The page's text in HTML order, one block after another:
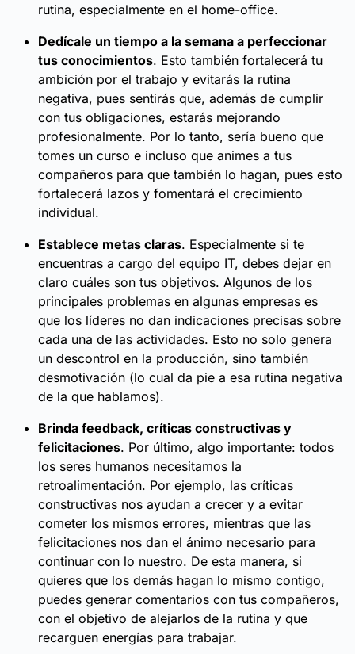
rutina, especialmente en el home-office.
Dedícale un tiempo a la semana a perfeccionar
tus conocimientos. Esto también fortalecerá tu
ambición por el trabajo y evitarás la rutina
negativa, pues sentirás que, además de cumplir
con tus obligaciones, estarás mejorando
profesionalmente. Por lo tanto, sería bueno que
tomes un curso e incluso que animes a tus
compañeros para que también lo hagan, pues esto
fortalecerá lazos y fomentará el crecimiento
individual.
Establece metas claras. Especialmente si te
encuentras a cargo del equipo IT, debes dejar en
claro cuáles son tus objetivos. Algunos de los
principales problemas en algunas empresas es
que los líderes no dan indicaciones precisas sobre
cada una de las actividades. Esto no solo genera
un descontrol en la producción, sino también
desmotivación (lo cual da pie a esa rutina negativa
de la que hablamos).
Brinda feedback, críticas constructivas y
felicitaciones. Por último, algo importante: todos
los seres humanos necesitamos la
retroalimentación. Por ejemplo, las críticas
constructivas nos ayudan a crecer y a evitar
cometer los mismos errores, mientras que las
felicitaciones nos dan el ánimo necesario para
continuar con lo nuestro. De esta manera, si
quieres que los demás hagan lo mismo contigo,
puedes generar comentarios con tus compañeros,
con el objetivo de alejarlos de la rutina y que
recarguen energías para trabajar.